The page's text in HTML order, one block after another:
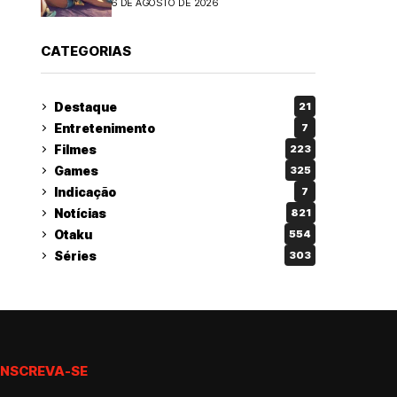
CATEGORIAS
Destaque 21
Entretenimento 7
Filmes 223
Games 325
Indicação 7
Notícias 821
Otaku 554
Séries 303
SE